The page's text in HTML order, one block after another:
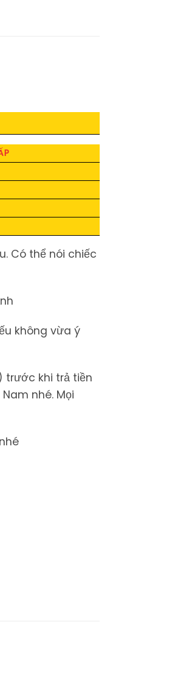
Có thể nói chiếc
không vừa ý
trước khi trả tiền
nhé. Mọi